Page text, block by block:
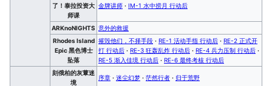
了！泰拉投资大
师课
金牌讲师 · IM-1 水中捞月 行动后
ARKnoNIGHTS 意外的救援
Rhodes Island
Epic 黑色博士
坠落
摧毁他们，不择手段 · RE-1 活动手指 行动后 · RE-2 正式开
打 行动后 · RE-3 狂轰乱炸 行动后 · RE-4 兵力压制 行动后 ·
RE-5 渐入佳境 行动后 · RE-6 最终考核 行动后
刻俄柏的灰蕈迷
境
序章 · 迷尘幻梦 · 茫然行者 · 归于荒野